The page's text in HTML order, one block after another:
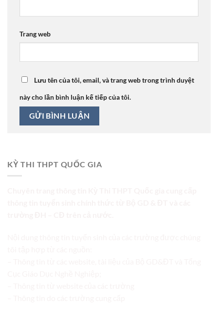
Trang web
Lưu tên của tôi, email, và trang web trong trình duyệt
này cho lần bình luận kế tiếp của tôi.
KỲ THI THPT QUỐC GIA